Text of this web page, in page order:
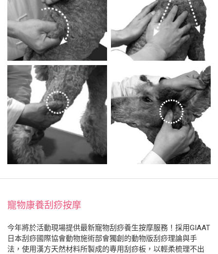
寵物康養刮痧按摩
今年將於活動現場提供最新寵物刮痧養生按摩服務！採用GIAAT
日本刮痧國際協會動物施術部會獨創的動物版刮痧理論與手
法，使用漢方天然材料所製成的專用刮痧板，以輕柔梳理不出